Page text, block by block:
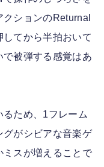
ションのReturnal
てから半拍おいて
で被弾する感覚はあ
ため、1フレーム
グがシビアな音楽ゲ
ミスが増えることで